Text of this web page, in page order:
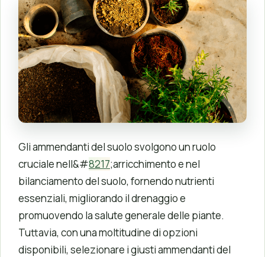
Gli ammendanti del suolo svolgono un ruolo
cruciale nell&#8217;arricchimento e nel
bilanciamento del suolo, fornendo nutrienti
essenziali, migliorando il drenaggio e
promuovendo la salute generale delle piante.
Tuttavia, con una moltitudine di opzioni
disponibili, selezionare i giusti ammendanti del